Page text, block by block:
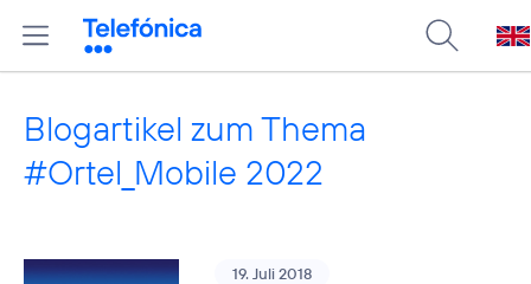
Blogartikel zum Thema
#Ortel_Mobile 2022
19. Juli 2018